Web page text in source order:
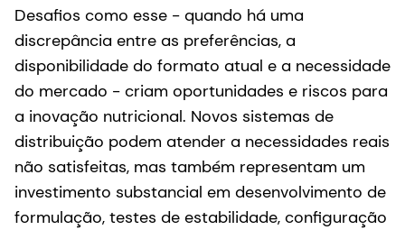
Desafios como esse - quando há uma
discrepância entre as preferências, a
disponibilidade do formato atual e a necessidade
do mercado - criam oportunidades e riscos para
a inovação nutricional. Novos sistemas de
distribuição podem atender a necessidades reais
não satisfeitas, mas também representam um
investimento substancial em desenvolvimento de
formulação, testes de estabilidade, configuração